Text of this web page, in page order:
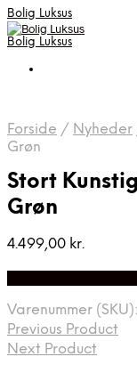
Bolig Luksus
Bolig Luksus
Forside / Nyheder
Grøn
Stort
Grøn
4.499,00 kr.
Varenummer (SKU):
Previous Product
Next Product